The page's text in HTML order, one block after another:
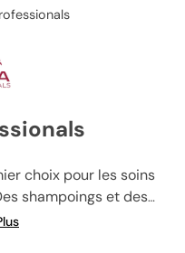
choix pour les soins
shampoings et des
couleurs de cheveux